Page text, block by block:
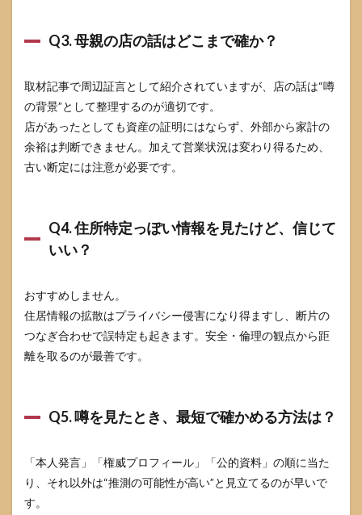
Q3. 母親の店の話はどこまで確か？
取材記事で周辺証言として紹介されていますが、店の話は“噂
の背景”として整理するのが適切です。
店があったとしても資産の証明にはならず、外部から家計の
余裕は判断できません。加えて営業状況は変わり得るため、
古い断定には注意が必要です。
Q4. 住所特定っぽい情報を見たけど、信じて
いい？
おすすめしません。
住居情報の拡散はプライバシー侵害になり得ますし、断片の
つなぎ合わせで誤特定も起きます。安全・倫理の観点から距
離を取るのが最善です。
Q5. 噂を見たとき、最短で確かめる方法は？
「本人発言」「権威プロフィール」「公的資料」の順に当た
り、それ以外は“推測の可能性が高い”と見立てるのが早いで
す。